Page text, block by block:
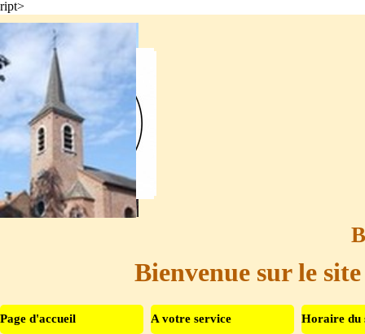
ript>
Aller au contenu
Bienvenue sur le
Page d'accueil A votre service Horaire du